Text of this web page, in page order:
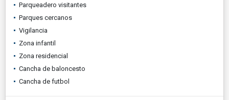
Parqueadero visitantes
Parques cercanos
Vigilancia
Zona infantil
Zona residencial
Cancha de baloncesto
Cancha de futbol